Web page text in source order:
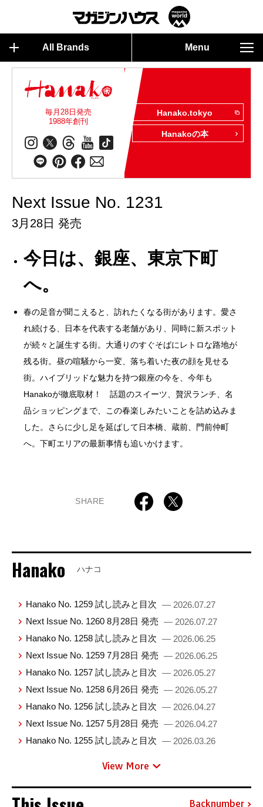
All Brands Menu
毎月28日発売
1988年創刊
Hanako.tokyo
Hanakoの本
Next Issue No. 1231
3月28日 発売
今日は、銀座、東京下町
へ。
春の足音が聞こえると、訪れたくなる街があります。愛さ
れ続ける、日本を代表する老舗があり、同時に新スポット
が続々と誕生する街。大通りのすぐそばにレトロな路地が
残る街。昼の喧騒から一変、落ち着いた夜の顔を見せる
街。ハイブリッドな魅力を持つ銀座の今を、今年も
Hanakoが徹底取材！ 話題のスイーツ、贅沢ランチ、名
品ショッピングまで、この春楽しみたいことを詰め込みま
した。さらに少し足を延ばして日本橋、蔵前、門前仲町
へ。下町エリアの最新事情も追いかけます。
SHARE
Hanako ハナコ
Hanako No. 1259 試し読みと目次 — 2026.07.27
Next Issue No. 1260 8月28日 発売 — 2026.07.27
Hanako No. 1258 試し読みと目次 — 2026.06.25
Next Issue No. 1259 7月28日 発売 — 2026.06.25
Hanako No. 1257 試し読みと目次 — 2026.05.27
Next Issue No. 1258 6月26日 発売 — 2026.05.27
Hanako No. 1256 試し読みと目次 — 2026.04.27
Next Issue No. 1257 5月28日 発売 — 2026.04.27
Hanako No. 1255 試し読みと目次 — 2026.03.26
View More
Backnumber